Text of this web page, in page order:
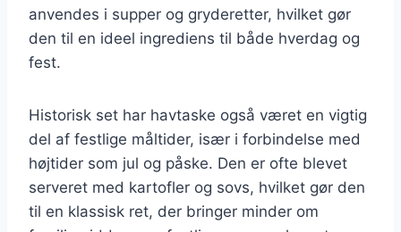
anvendes i supper og gryderetter, hvilket gør
den til en ideel ingrediens til både hverdag og
fest.
Historisk set har havtaske også været en vigtig
del af festlige måltider, især i forbindelse med
højtider som jul og påske. Den er ofte blevet
serveret med kartofler og sovs, hvilket gør den
til en klassisk ret, der bringer minder om